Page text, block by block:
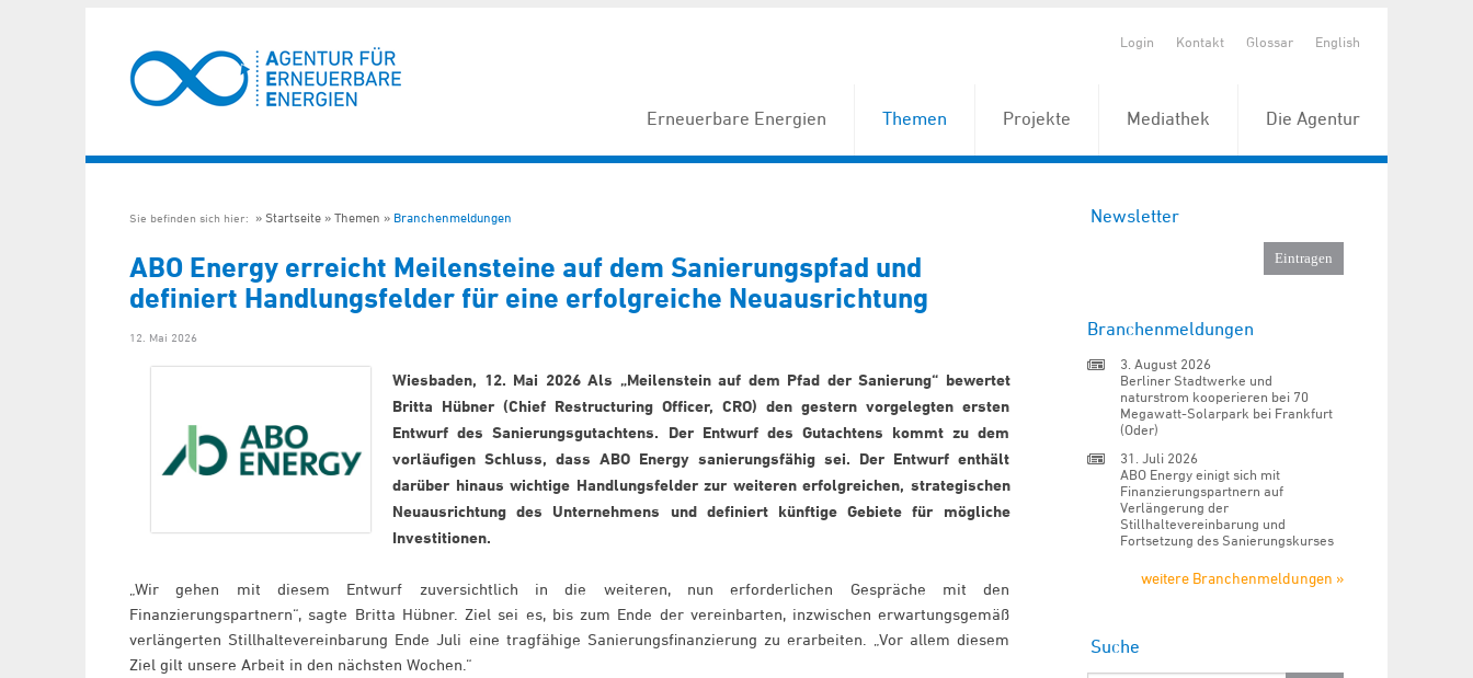
Login Kontakt Glossar English
Erneuerbare Energien Themen Projekte Mediathek Die Agentur
Sie befinden sich hier: Startseite Themen Branchenmeldungen
ABO Energy erreicht Meilensteine auf dem Sanierungspfad und
definiert Handlungsfelder für eine erfolgreiche Neuausrichtung
12. Mai 2026
Wiesbaden, 12. Mai 2026 Als „Meilenstein auf dem Pfad der Sanierung“ bewertet
Britta Hübner (Chief Restructuring Officer, CRO) den gestern vorgelegten ersten
Entwurf des Sanierungsgutachtens. Der Entwurf des Gutachtens kommt zu dem
vorläufigen Schluss, dass ABO Energy sanierungsfähig sei. Der Entwurf enthält
darüber hinaus wichtige Handlungsfelder zur weiteren erfolgreichen, strategischen
Neuausrichtung des Unternehmens und definiert künftige Gebiete für mögliche
Investitionen.
„Wir gehen mit diesem Entwurf zuversichtlich in die weiteren, nun erforderlichen Gespräche mit den
Finanzierungspartnern“, sagte Britta Hübner. Ziel sei es, bis zum Ende der vereinbarten, inzwischen erwartungsgemäß
verlängerten Stillhaltevereinbarung Ende Juli eine tragfähige Sanierungsfinanzierung zu erarbeiten. „Vor allem diesem
Ziel gilt unsere Arbeit in den nächsten Wochen.“
Newsletter
Branchenmeldungen
3. August 2026
Berliner Stadtwerke und
naturstrom kooperieren bei 70
Megawatt-Solarpark bei Frankfurt
(Oder)
31. Juli 2026
ABO Energy einigt sich mit
Finanzierungspartnern auf
Verlängerung der
Stillhaltevereinbarung und
Fortsetzung des Sanierungskurses
weitere Branchenmeldungen »
Suche